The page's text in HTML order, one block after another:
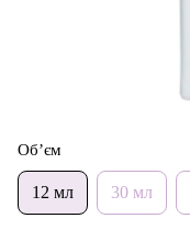
Об’єм
12 мл 30 мл